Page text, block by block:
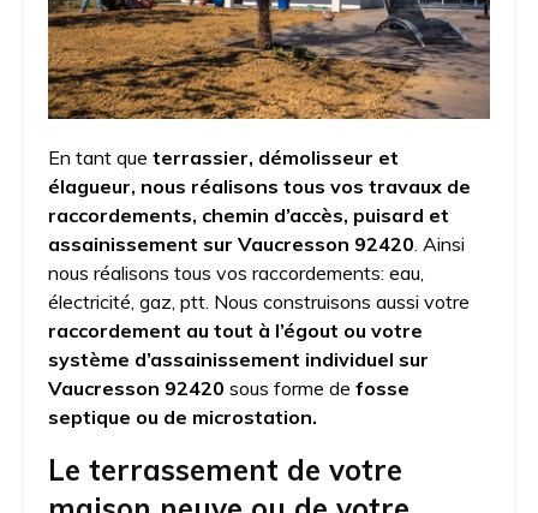
En tant que terrassier, démolisseur et
élagueur, nous réalisons tous vos travaux de
raccordements, chemin d’accès, puisard et
assainissement sur Vaucresson 92420 . Ainsi
nous réalisons tous vos raccordements: eau,
électricité, gaz, ptt. Nous construisons aussi votre
raccordement au tout à l’égout ou votre
système d’assainissement individuel sur
Vaucresson 92420 sous forme de fosse
septique ou de microstation.
Le terrassement de votre